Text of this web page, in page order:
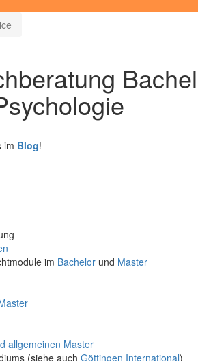
im Blog!
im Bachelor und Master
allgemeinen Master
(siehe auch Göttingen International)